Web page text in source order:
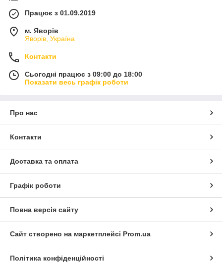
Працює з 01.09.2019
м. Яворів
Яворів, Україна
Контакти
Сьогодні працює з 09:00 до 18:00
Показати весь графік роботи
Про нас
Контакти
Доставка та оплата
Графік роботи
Повна версія сайту
Сайт створено на маркетплейсі Prom.ua
Політика конфіденційності